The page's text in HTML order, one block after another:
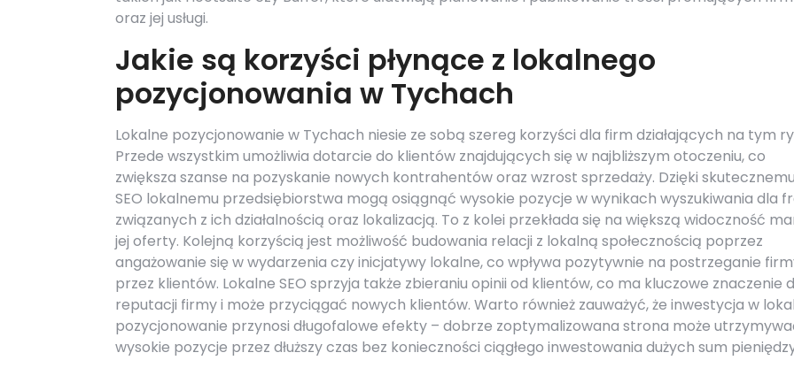
oraz jej usługi.
Jakie są korzyści płynące z lokalnego
pozycjonowania w Tychach
Lokalne pozycjonowanie w Tychach niesie ze sobą szereg korzyści dla firm działających na tym
Przede wszystkim umożliwia dotarcie do klientów znajdujących się w najbliższym otoczeniu, co
zwiększa szanse na pozyskanie nowych kontrahentów oraz wzrost sprzedaży. Dzięki skutecznemu
SEO lokalnemu przedsiębiorstwa mogą osiągnąć wysokie pozycje w wynikach wyszukiwania dla
związanych z ich działalnością oraz lokalizacją. To z kolei przekłada się na większą widoczność
jej oferty. Kolejną korzyścią jest możliwość budowania relacji z lokalną społecznością poprzez
angażowanie się w wydarzenia czy inicjatywy lokalne, co wpływa pozytywnie na postrzeganie
przez klientów. Lokalne SEO sprzyja także zbieraniu opinii od klientów, co ma kluczowe znaczenie
reputacji firmy i może przyciągać nowych klientów. Warto również zauważyć, że inwestycja w
pozycjonowanie przynosi długofalowe efekty – dobrze zoptymalizowana strona może
wysokie pozycje przez dłuższy czas bez konieczności ciągłego inwestowania dużych sum